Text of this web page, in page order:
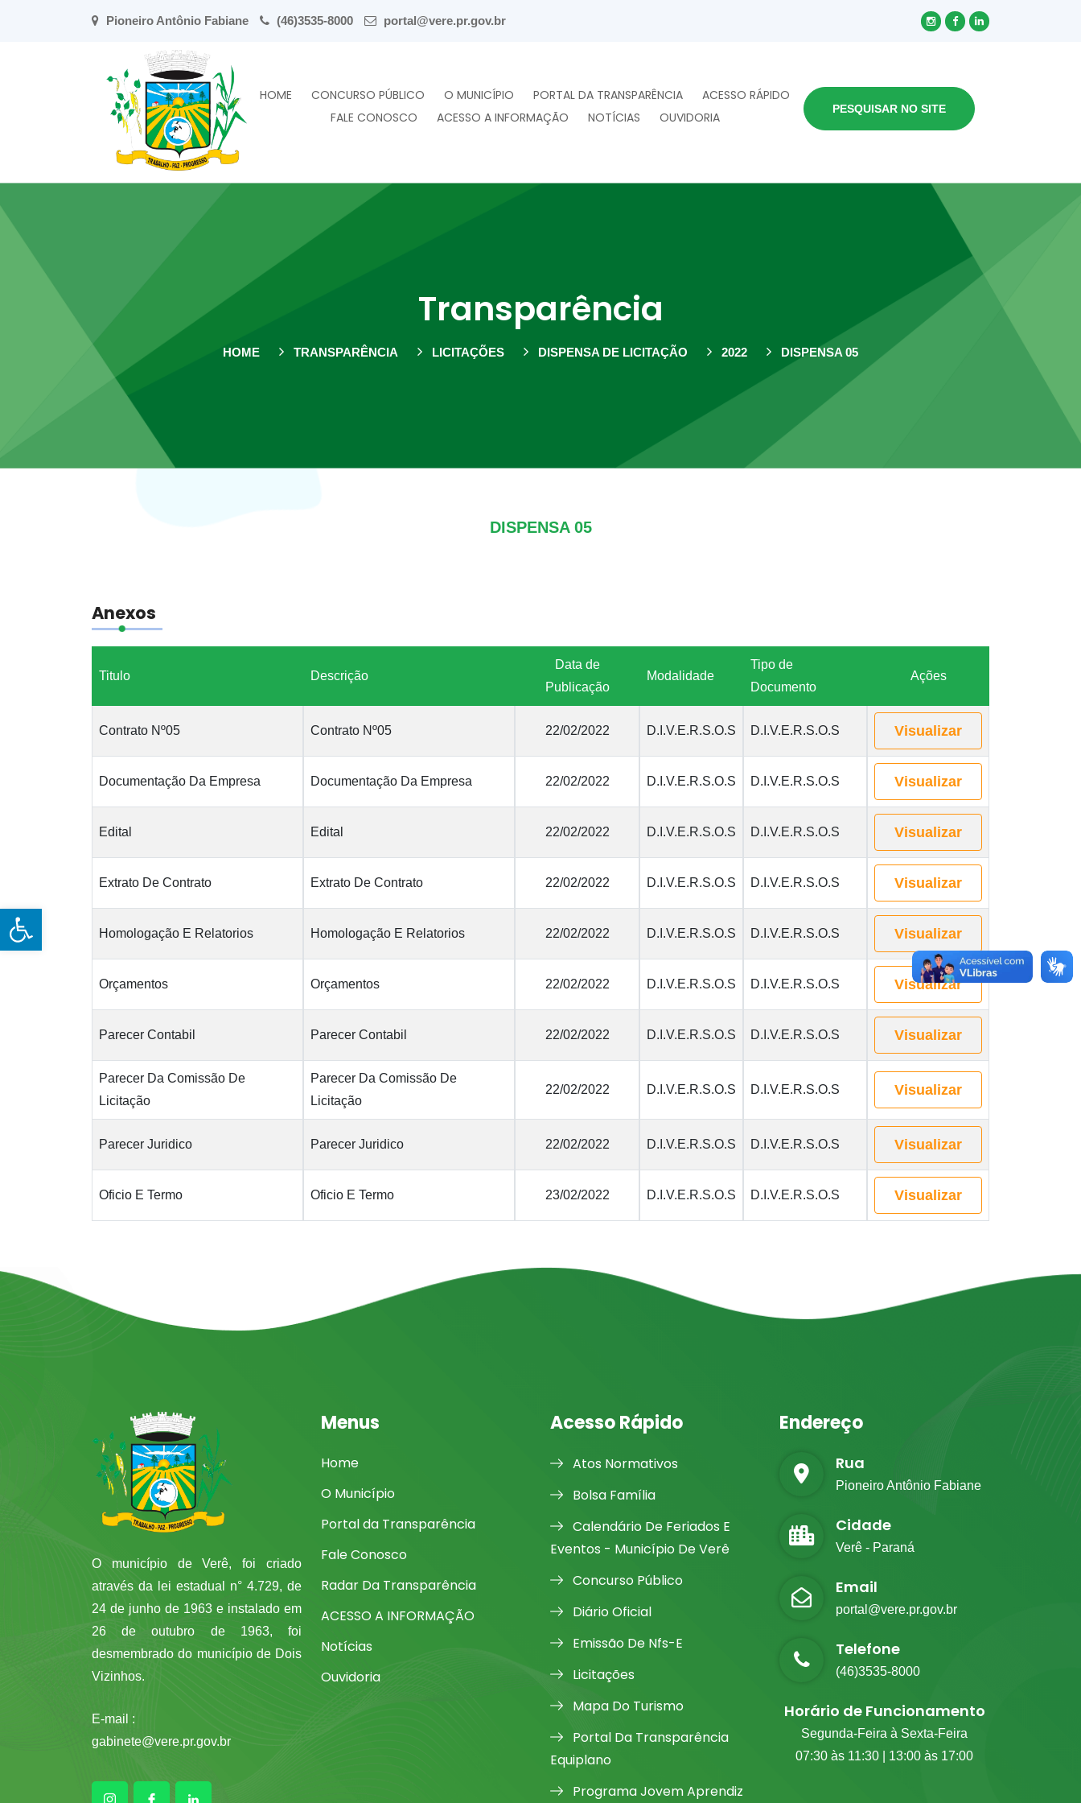
Open toolbar
Pioneiro Antônio Fabiane (46)3535-8000 portal@vere.pr.gov.br
HOME CONCURSO PÚBLICO O MUNICÍPIO PORTAL DA TRANSPARÊNCIA
ACESSO RÁPIDO
FALE CONOSCO
ACESSO A INFORMAÇÃO NOTÍCIAS OUVIDORIA
PESQUISAR NO SITE
Transparência
HOME TRANSPARÊNCIA LICITAÇÕES DISPENSA DE LICITAÇÃO 2022 DISPENSA 05
DISPENSA 05
Anexos
Titulo Descrição
Data de
Publicação
Modalidade
Tipo de
Documento
Ações
Contrato Nº05 Contrato Nº05 22/02/2022 D.I.V.E.R.S.O.S D.I.V.E.R.S.O.S Visualizar
Documentação Da Empresa Documentação Da Empresa 22/02/2022 D.I.V.E.R.S.O.S D.I.V.E.R.S.O.S Visualizar
Edital Edital 22/02/2022 D.I.V.E.R.S.O.S D.I.V.E.R.S.O.S Visualizar
Extrato De Contrato Extrato De Contrato 22/02/2022 D.I.V.E.R.S.O.S D.I.V.E.R.S.O.S Visualizar
Homologação E Relatorios Homologação E Relatorios 22/02/2022 D.I.V.E.R.S.O.S D.I.V.E.R.S.O.S Visualizar
Orçamentos Orçamentos 22/02/2022 D.I.V.E.R.S.O.S D.I.V.E.R.S.O.S Visualizar
Parecer Contabil Parecer Contabil 22/02/2022 D.I.V.E.R.S.O.S D.I.V.E.R.S.O.S Visualizar
Parecer Da Comissão De
Licitação
Parecer Da Comissão De
Licitação
22/02/2022 D.I.V.E.R.S.O.S D.I.V.E.R.S.O.S Visualizar
Parecer Juridico Parecer Juridico 22/02/2022 D.I.V.E.R.S.O.S D.I.V.E.R.S.O.S Visualizar
Oficio E Termo Oficio E Termo 23/02/2022 D.I.V.E.R.S.O.S D.I.V.E.R.S.O.S Visualizar
O município de Verê, foi criado
através da lei estadual n° 4.729, de
24 de junho de 1963 e instalado em
26 de outubro de 1963, foi
desmembrado do município de Dois
Vizinhos.
E-mail :
gabinete@vere.pr.gov.br
Menus
Home
O Município
Portal da Transparência
Fale Conosco
Radar Da Transparência
ACESSO A INFORMAÇÃO
Notícias
Ouvidoria
Acesso Rápido
Atos Normativos
Bolsa Família
Calendário De Feriados E
Eventos - Município De Verê
Concurso Público
Diário Oficial
Emissão De Nfs-E
Licitações
Mapa Do Turismo
Portal Da Transparência
Equiplano
Programa Jovem Aprendiz
Endereço
Rua
Pioneiro Antônio Fabiane
Cidade
Verê - Paraná
Email
portal@vere.pr.gov.br
Telefone
(46)3535-8000
Horário de Funcionamento
Segunda-Feira à Sexta-Feira
07:30 às 11:30 | 13:00 às 17:00